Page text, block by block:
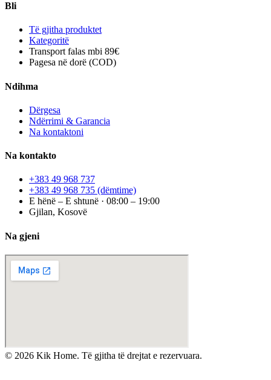
Bli
Të gjitha produktet
Kategoritë
Transport falas mbi 89€
Pagesa në dorë (COD)
Ndihma
Dërgesa
Ndërrimi & Garancia
Na kontaktoni
Na kontakto
+383 49 968 737
+383 49 968 735 (dëmtime)
E hënë – E shtunë · 08:00 – 19:00
Gjilan, Kosovë
Na gjeni
© 2026 Kik Home. Të gjitha të drejtat e rezervuara.